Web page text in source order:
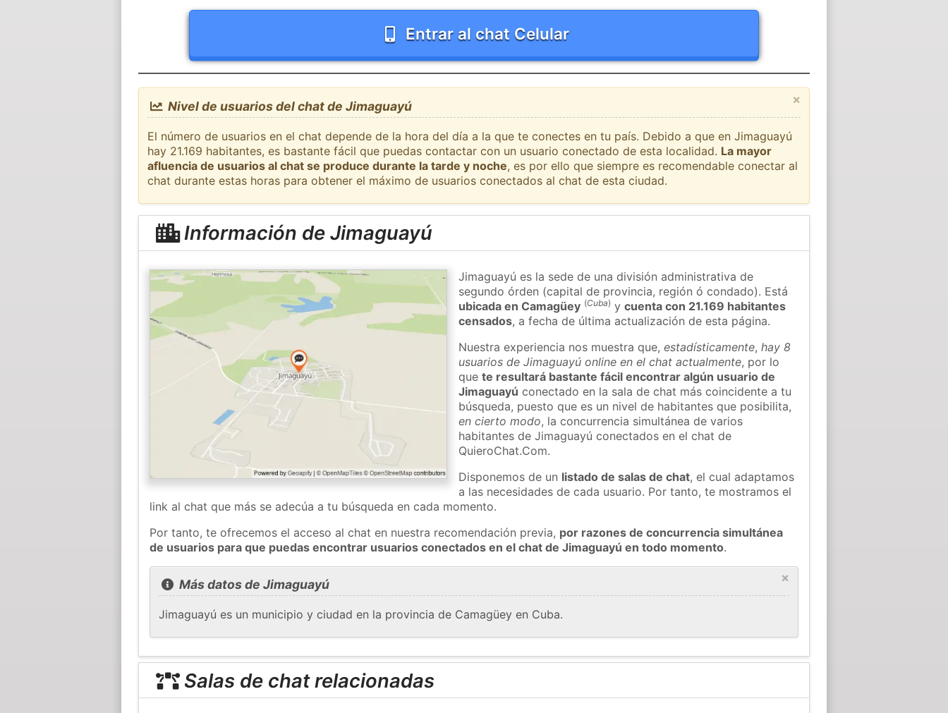
Entrar al chat Celular
×
Nivel de usuarios del chat de Jimaguayú
El número de usuarios en el chat depende de la hora del día a la que te conectes en tu país. Debido a que en Jimaguayú
hay 21.169 habitantes, es bastante fácil que puedas contactar con un usuario conectado de esta localidad. La mayor
afluencia de usuarios al chat se produce durante la tarde y noche, es por ello que siempre es recomendable conectar al
chat durante estas horas para obtener el máximo de usuarios conectados al chat de esta ciudad.
Información de Jimaguayú
Jimaguayú es la sede de una división administrativa de
segundo órden (capital de provincia, región ó condado). Está
ubicada en Camagüey (Cuba) ycuenta con 21.169 habitantes
censados, a fecha de última actualización de esta página.
Nuestra experiencia nos muestra que,estadísticamente,hay 8
usuarios de Jimaguayú online en el chat actualmente, por lo
quete resultará bastante fácil encontrar algún usuario de
Jimaguayú conectado en la sala de chat más coincidente a tu
búsqueda, puesto que es un nivel de habitantes que posibilita,
en cierto modo, la concurrencia simultánea de varios
habitantes de Jimaguayú conectados en el chat de
QuieroChat.Com.
Disponemos de un listado de salas de chat, el cual adaptamos
a las necesidades de cada usuario. Por tanto, te mostramos el
link al chat que más se adecúa a tu búsqueda en cada momento.
Por tanto, te ofrecemos el acceso al chat en nuestra recomendación previa, por razones de concurrencia simultánea
de usuarios para que puedas encontrar usuarios conectados en el chat de Jimaguayú en todo momento.
×
Más datos de Jimaguayú
Jimaguayú es un municipio y ciudad en la provincia de Camagüey en Cuba.
Salas de chat relacionadas